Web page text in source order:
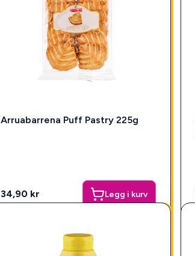
Arruabarrena Puff Pastry 225g
34,90 kr Legg i kurv